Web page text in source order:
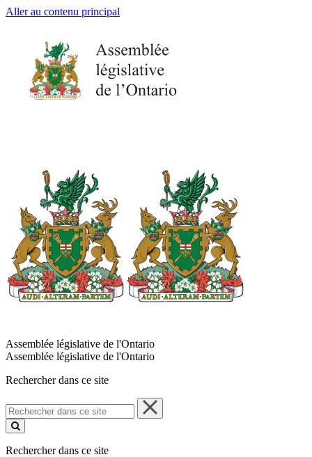
Aller au contenu principal
Assemblée législative de l'Ontario
Assemblée législative de l'Ontario
Rechercher dans ce site
Rechercher
dans
ce
Rechercher dans ce site